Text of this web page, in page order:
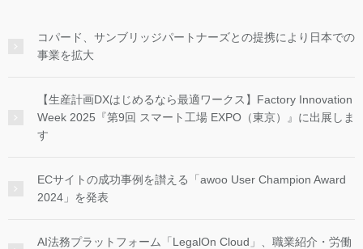
コパード、サンブリッジパートナーズとの提携により日本での
事業を拡大
【生産計画DXはじめるなら最適ワークス】Factory Innovation
Week 2025『第9回 スマート工場 EXPO（東京）』に出展しま
す
ECサイトの成功事例を讃える「awoo User Champion Award
2024」を発表
AI法務プラットフォーム「LegalOn Cloud」、職業紹介・労働